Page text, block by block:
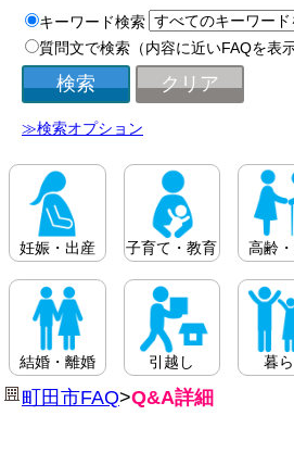
キーワード検索
質問文で検索（内容に近いFAQを表
≫検索オプション
妊娠・出産 子育て・教育 高齢
結婚・離婚 引越し 暮
町田市FAQ>Q&A詳細